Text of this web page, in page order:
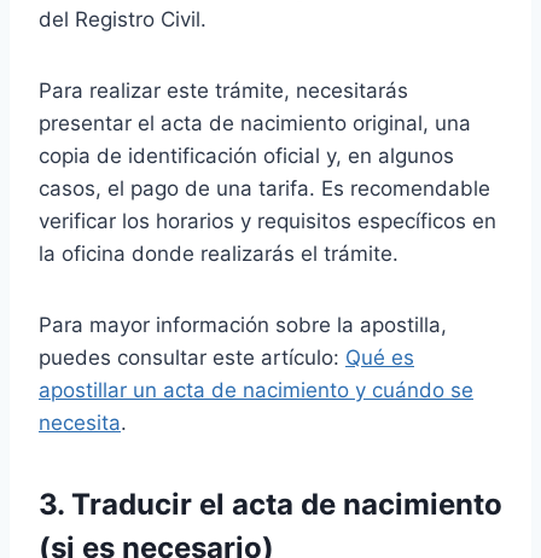
del Registro Civil.
Para realizar este trámite, necesitarás
presentar el acta de nacimiento original, una
copia de identificación oficial y, en algunos
casos, el pago de una tarifa. Es recomendable
verificar los horarios y requisitos específicos en
la oficina donde realizarás el trámite.
Para mayor información sobre la apostilla,
puedes consultar este artículo: Qué es
apostillar un acta de nacimiento y cuándo se
necesita.
3. Traducir el acta de nacimiento
(si es necesario)